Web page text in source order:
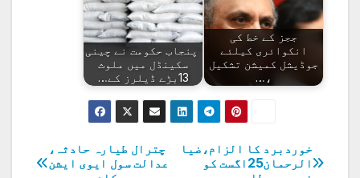
ججز کے خط کی
انکوائری کیلئے
جوڈیشل کمیشن تشکیل
،…
پنجاب حکومت نے چینی
سکینڈل میں ملوث
13بڑے ڈیلرز کے…
پوسٹوں
چترال طیارہ حادثہ،
عدالت سول ایوی ایشن
خوردبرد کا الزام،ضیا
الرحمان25اگست کو